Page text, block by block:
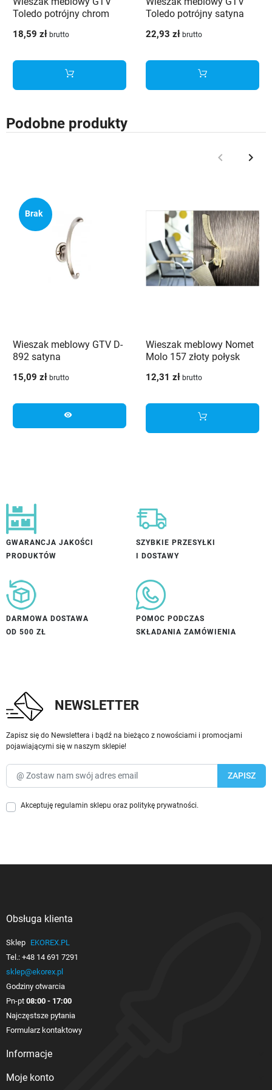
Toledo potrójny chrom
18,59 zł brutto
Toledo potrójny satyna
22,93 zł brutto
Podobne produkty
Poprzedni
keyboard_arrow_left keyboard_arrow_right
Brak
Wieszak meblowy GTV D-
892 satyna
15,09 zł brutto
visibility
Wieszak meblowy Nomet
Molo 157 złoty połysk
12,31 zł brutto
GWARANCJA JAKOŚCI
PRODUKTÓW
SZYBKIE PRZESYŁKI
I DOSTAWY
DARMOWA DOSTAWA
OD 500 ZŁ
POMOC PODCZAS
SKŁADANIA ZAMÓWIENIA
NEWSLETTER
Zapisz się do Newslettera i bądź na bieżąco z nowościami i promocjami
pojawiającymi się w naszym sklepie!
Akceptuję regulamin sklepu oraz politykę prywatności.
Obsługa klienta
Sklep EKOREX.PL
Tel.: +48 14 691 7291
sklep@ekorex.pl
Godziny otwarcia
Pn-pt 08:00 - 17:00
Najczęstsze pytania
Formularz kontaktowy
Informacje
Moje konto